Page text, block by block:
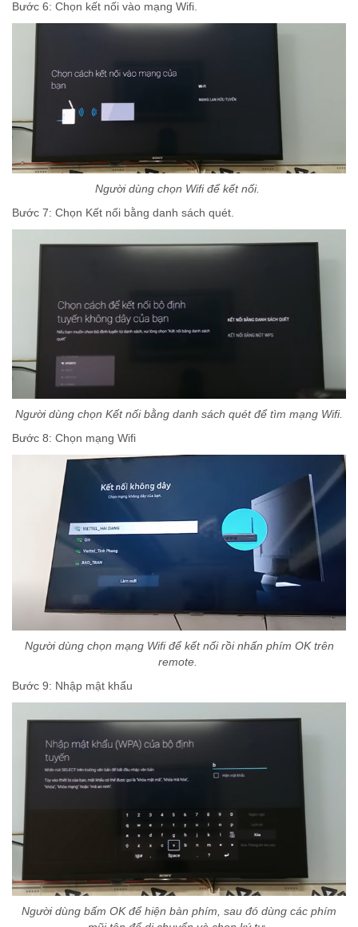
Bước 6: Chọn kết nối vào mạng Wifi.
Người dùng chọn Wifi để kết nối.
Bước 7: Chọn Kết nối bằng danh sách quét.
Người dùng chọn Kết nối bằng danh sách quét để tìm mạng Wifi.
Bước 8: Chọn mạng Wifi
Người dùng chọn mạng Wifi để kết nối rồi nhấn phím OK trên
remote.
Bước 9: Nhập mật khẩu
Người dùng bấm OK để hiện bàn phím, sau đó dùng các phím